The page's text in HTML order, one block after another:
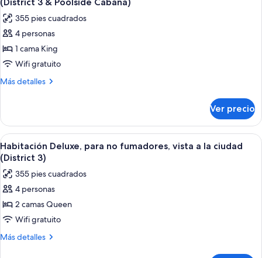
las
fotos
de
Habitación
Deluxe,
1
size,
para
no
fumadores
(District
3
&
Poolside
Cabana)
355 pies cuadrados
4 personas
1 cama King
Wifi gratuito
Más detalles
Más
Deluxe,
cama
King
size,
para
no
fumadores
(District
3
Poolside
Ver precio
Abrir
todas
las
fotos
de
Habitación
Deluxe,
para
Habitación de hotel con dos camas,
6
Habitación Deluxe, para no fumadores, vista a la ciudad
(District 3)
355 pies cuadrados
4 personas
2 camas Queen
Wifi gratuito
Más detalles
Más